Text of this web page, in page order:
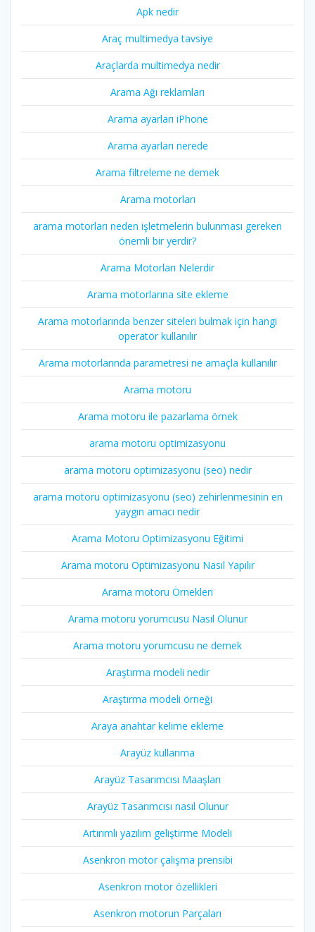
Apk nedir
Araç multimedya tavsiye
Araçlarda multimedya nedir
Arama Ağı reklamları
Arama ayarları iPhone
Arama ayarları nerede
Arama filtreleme ne demek
Arama motorları
arama motorları neden işletmelerin bulunması gereken
önemli bir yerdir?
Arama Motorları Nelerdir
Arama motorlarına site ekleme
Arama motorlarında benzer siteleri bulmak için hangi
operatör kullanılır
Arama motorlarında parametresi ne amaçla kullanılır
Arama motoru
Arama motoru ile pazarlama örnek
arama motoru optimizasyonu
arama motoru optimizasyonu (seo) nedir
arama motoru optimizasyonu (seo) zehirlenmesinin en
yaygın amacı nedir
Arama Motoru Optimizasyonu Eğitimi
Arama motoru Optimizasyonu Nasıl Yapılır
Arama motoru Örnekleri
Arama motoru yorumcusu Nasıl Olunur
Arama motoru yorumcusu ne demek
Araştırma modeli nedir
Araştırma modeli örneği
Araya anahtar kelime ekleme
Arayüz kullanma
Arayüz Tasarımcısı Maaşları
Arayüz Tasarımcısı nasıl Olunur
Artırımlı yazılım geliştirme Modeli
Asenkron motor çalışma prensibi
Asenkron motor özellikleri
Asenkron motorun Parçaları